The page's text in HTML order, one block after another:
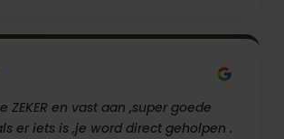
ZEKER en vast aan ,super goede
er iets is ,je word direct geholpen .